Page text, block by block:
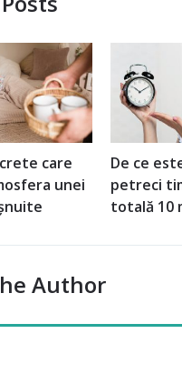
care
unei
De ce
petreci
totală 10
Author